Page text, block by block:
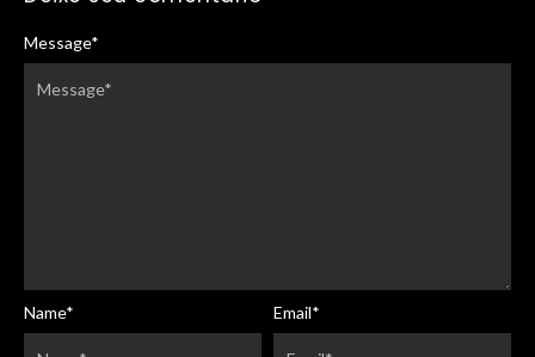
Message*
Name* Email*